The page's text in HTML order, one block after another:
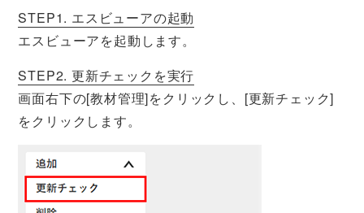
STEP1. エスビューアの起動
エスビューアを起動します。
STEP2. 更新チェックを実行
画面右下の[教材管理]をクリックし、[更新チェック]
をクリックします。